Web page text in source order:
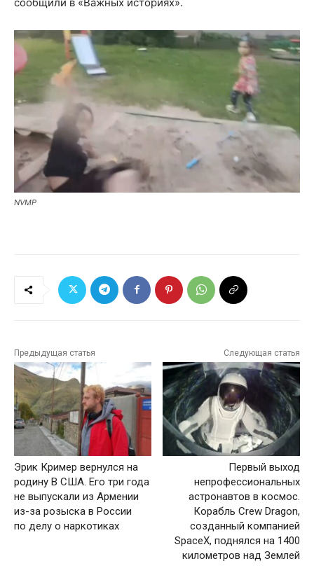
NVMP
Предыдущая статья
Эрик Кример вернулся на
родину В США. Его три года
не выпускали из Армении
из-за розыска в России
по делу о наркотиках
Следующая статья
Первый выход
непрофессиональных
астронавтов в космос.
Корабль Crew Dragon,
созданный компанией
SpaceX, поднялся на 1400
километров над Землей